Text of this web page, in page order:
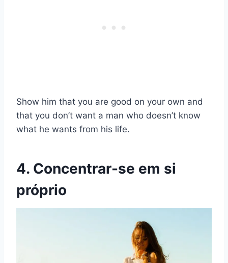
Show him that you are good on your own and
that you don’t want a man who doesn’t know
what he wants from his life.
4. Concentrar-se em si
próprio